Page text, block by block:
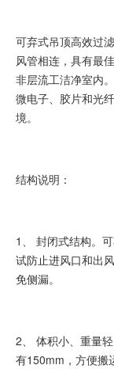
可弃式吊顶高效过
风管相连，具有最
非层流工洁净室内
微电子、胶片和光
境。
结构说明：
1、 封闭式结构。
试防止进风口和出
免侧漏。
2、 体积小、重量
有150mm，方便搬